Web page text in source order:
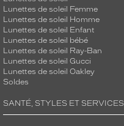
Lunettes de soleil Femme
Lunettes de soleil Homme
Lunettes de soleil Enfant
Lunettes de soleil bébé
Lunettes de soleil Ray-Ban
Lunettes de soleil Gucci
Lunettes de soleil Oakley
Soldes
SANTÉ, STYLES ET SERVICES